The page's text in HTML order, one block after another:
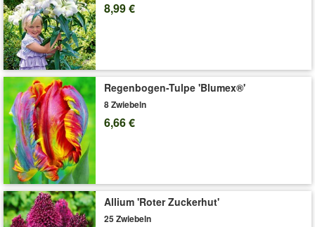
nährstoffreichen, feuchten Boden. Die pflegeleichten Pflanzen
wirken zwar zart und filigran, sind aber durchsetzungsfähig und
verbreiten sich mit Hilfe ihres stark verzweigten Wurzelrhizoms.
(Convallaria majalis Prolificans)
Art.-Nr.:9707
Liefergröße:Größe I
'Gefülltes Maiglöckchen 'Bloom in White''
8,99 €
Regenbogen-Tulpe 'Blumex®'
8 Zwiebeln
6,66 €
Allium 'Roter Zuckerhut'
25 Zwiebeln